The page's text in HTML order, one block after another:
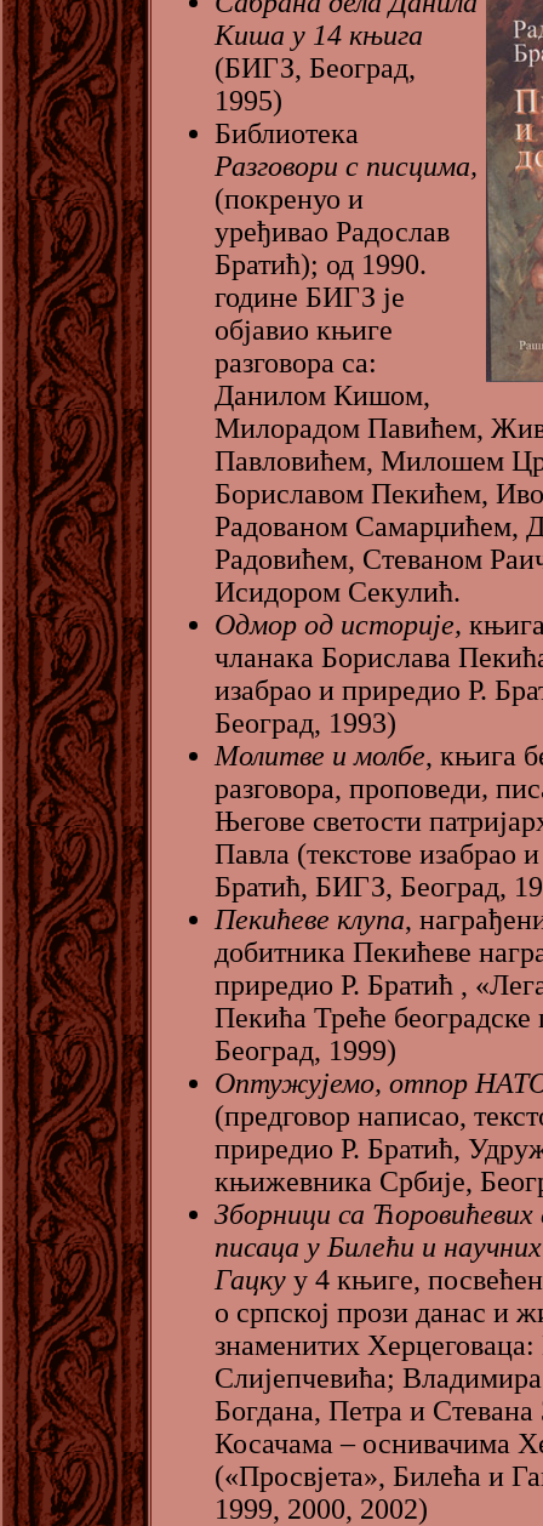
Киша у 14 књига
(БИГЗ, Београд,
1995)
Библиотека
Разговори с писцима,
(покренуо и
уређивао Радослав
Братић); од 1990.
године БИГЗ је
објавио књиге
разговора са:
Данилом Кишом,
Милорадом Павићем,
Павловићем, Милошем
Бориславом Пекићем,
Радованом Самарџићем,
Радовићем, Стеваном
Исидором Секулић.
Одмор од историје,
чланака Борислава
изабрао и приредио Р.
Београд, 1993)
Молитве и молбе, књига
разговора, проповеди,
Његове светости
Павла (текстове изабрао
Братић, БИГЗ, Београд,
Пекићеве клупа,
добитника Пекићеве
приредио Р. Братић ,
Пекића Треће београдске
Београд, 1999)
Оптужујемо, отпор
(предговор написао,
приредио Р. Братић,
књижевника Србије,
Зборници са Ћоровићевих
писаца у Билећи и
Гацку у 4 књиге,
о српској прози данас и
знаменитих
Слијепчевића;
Богдана, Петра и
Косачама – оснивачима
(«Просвјета», Билећа и
1999, 2000, 2002)